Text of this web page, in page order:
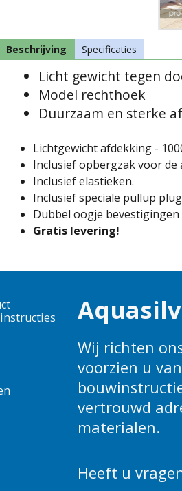
Beschrijving Specificaties
Licht gewicht tegen
Model rechthoek
Duurzaam en sterke
Lichtgewicht afdekking -
Inclusief opbergzak voor de
Inclusief elastieken.
Inclusief speciale pullup
Dubbel oogje bevestigingen
Gratis levering!
Wij richten
voorzien u
vertrouwd
materialen.
Heeft u